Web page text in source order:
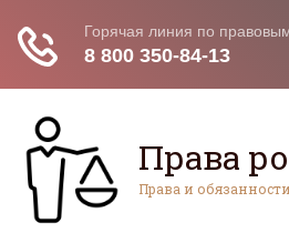
Права
Права и